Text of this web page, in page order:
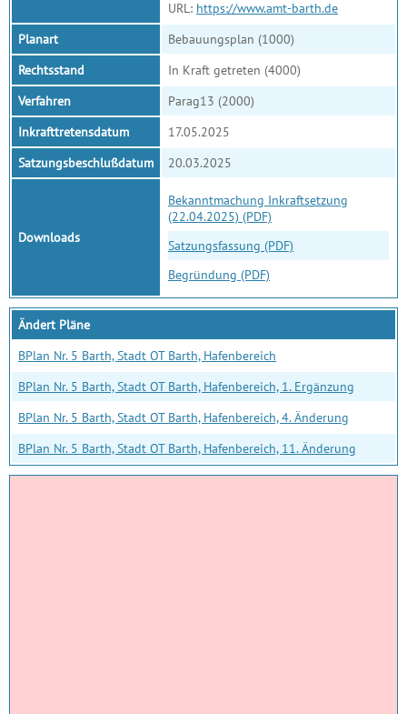
URL: https://www.amt-barth.de
Planart
Bebauungsplan (1000)
Rechtsstand
In Kraft getreten (4000)
Verfahren
Parag13 (2000)
Inkrafttretensdatum
17.05.2025
Satzungsbeschlußdatum
20.03.2025
Downloads
Bekanntmachung Inkraftsetzung
(22.04.2025) (PDF)
Satzungsfassung (PDF)
Begründung (PDF)
Ändert Pläne
BPlan Nr. 5 Barth, Stadt OT Barth, Hafenbereich
BPlan Nr. 5 Barth, Stadt OT Barth, Hafenbereich, 1. Ergänzung
BPlan Nr. 5 Barth, Stadt OT Barth, Hafenbereich, 4. Änderung
BPlan Nr. 5 Barth, Stadt OT Barth, Hafenbereich, 11. Änderung